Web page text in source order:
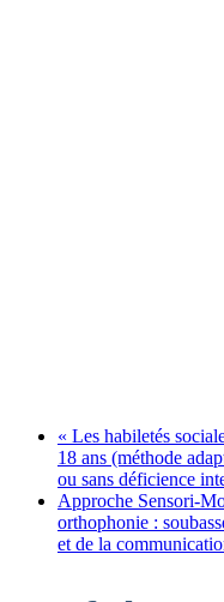
« Les habiletés
18 ans (méthode
ou sans déficience
Approche Sensori-
orthophonie :
et de la